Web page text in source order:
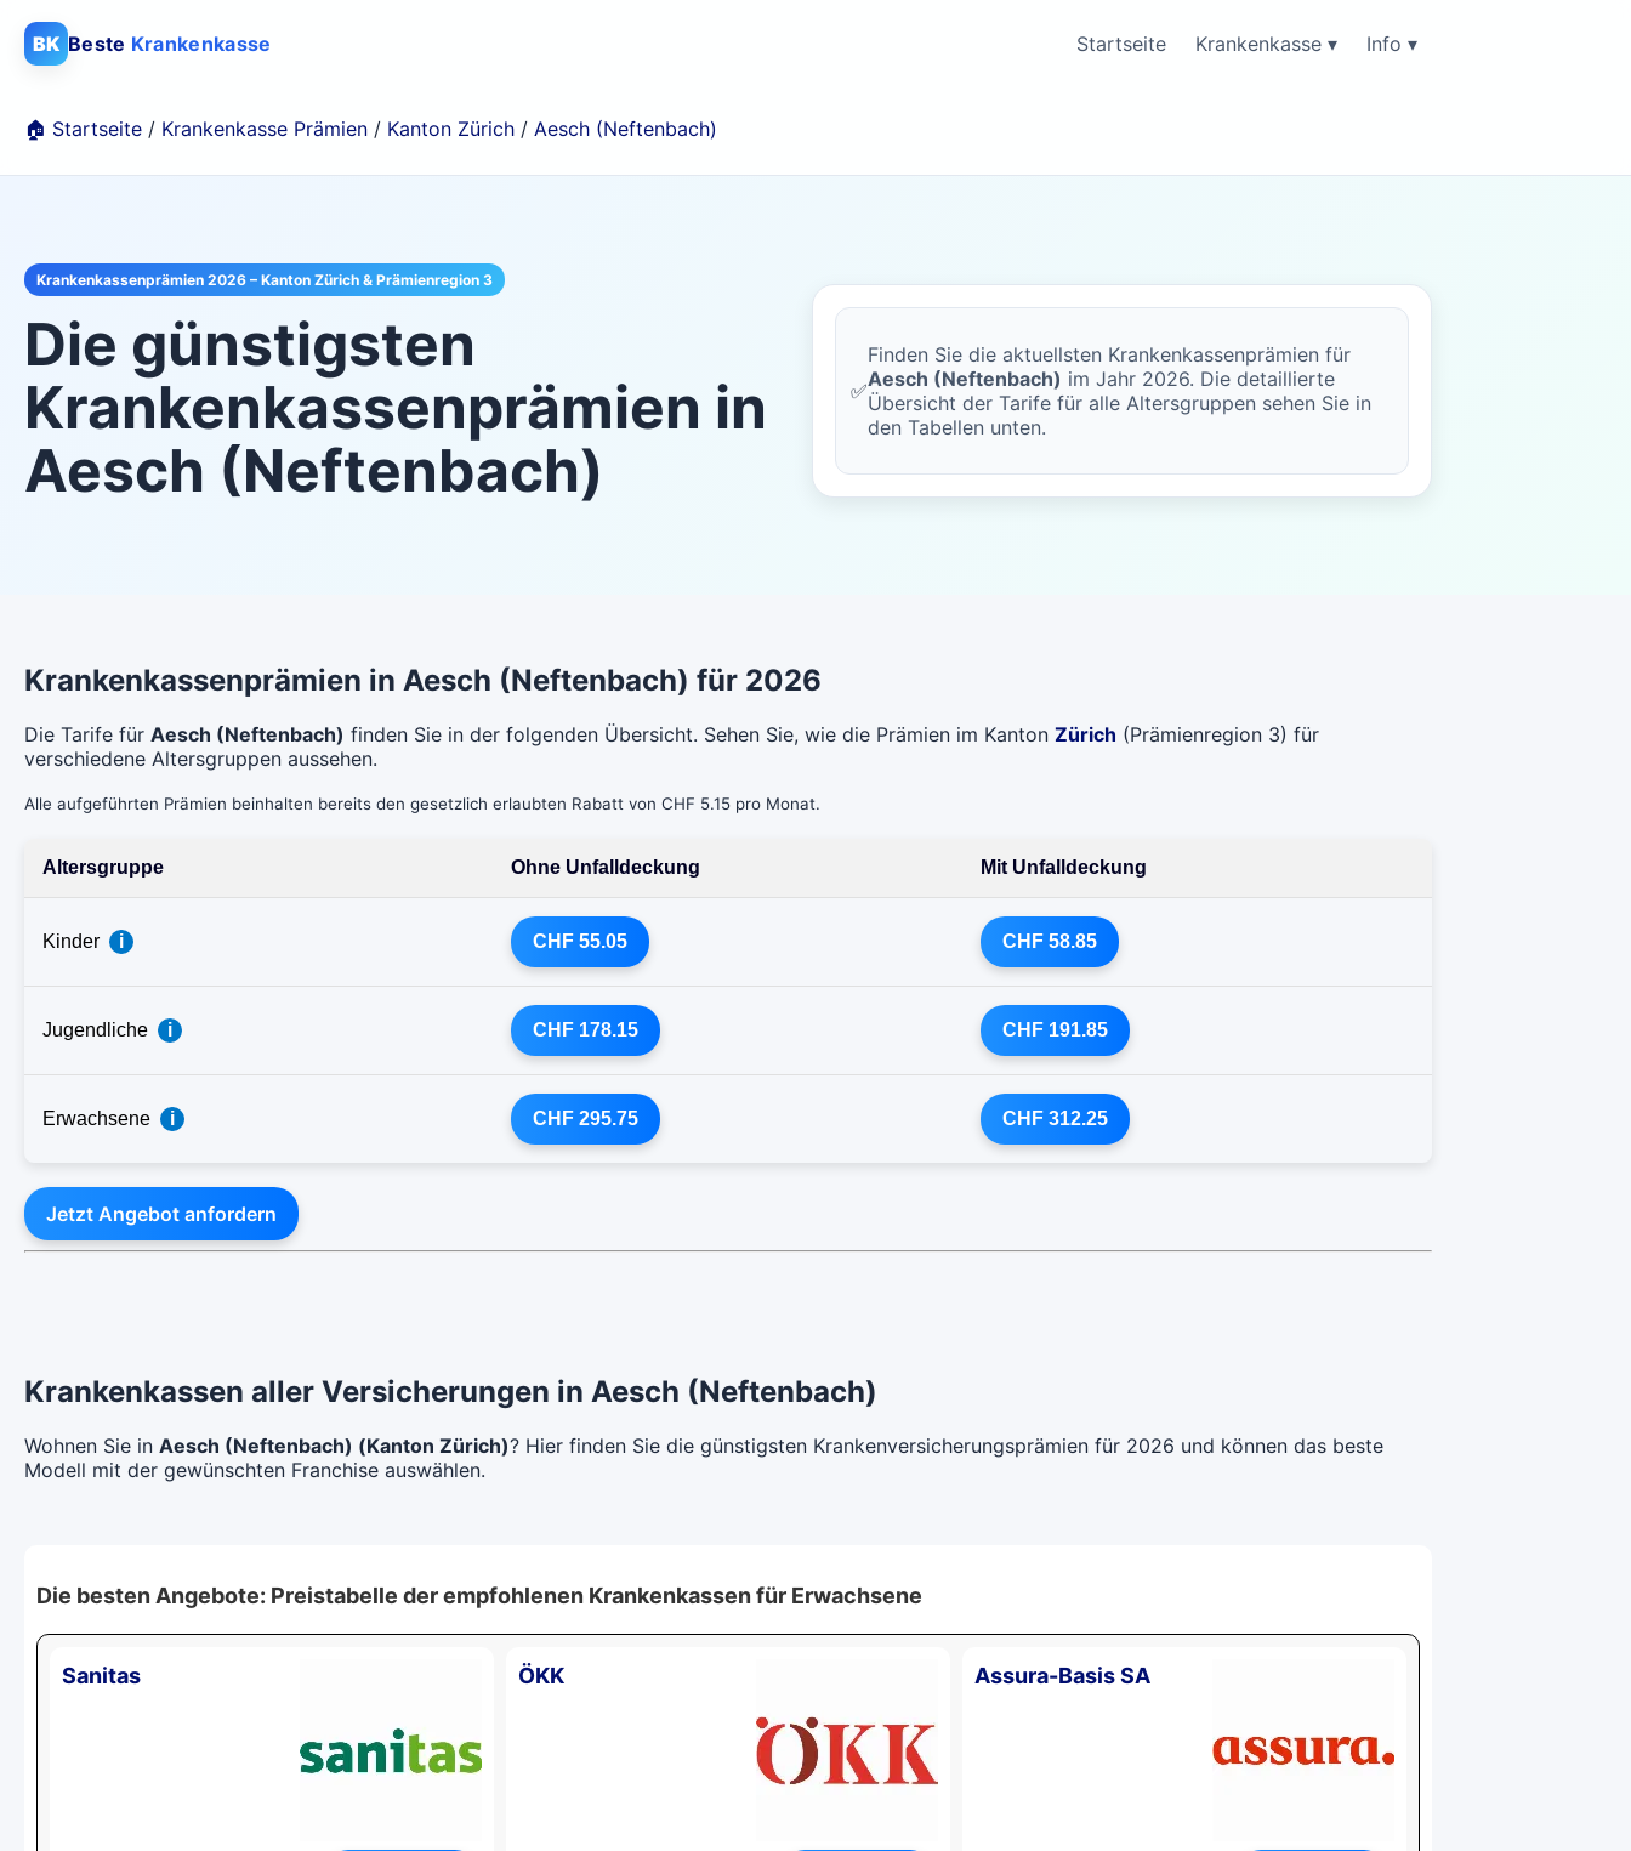
BK Beste Krankenkasse Startseite Krankenkasse ▾ Info ▾
🏠 Startseite / Krankenkasse Prämien / Kanton Zürich / Aesch (Neftenbach)
Krankenkassenprämien 2026 – Kanton Zürich & Prämienregion 3
Die günstigsten
Krankenkassenprämien in
Aesch (Neftenbach)
✅
Finden Sie die aktuellsten Krankenkassenprämien für
Aesch (Neftenbach) im Jahr 2026. Die detaillierte
Übersicht der Tarife für alle Altersgruppen sehen Sie in
den Tabellen unten.
Krankenkassenprämien in Aesch (Neftenbach) für 2026
Die Tarife für Aesch (Neftenbach) finden Sie in der folgenden Übersicht. Sehen Sie, wie die Prämien im Kanton Zürich (Prämienregion 3) für
verschiedene Altersgruppen aussehen.
Alle aufgeführten Prämien beinhalten bereits den gesetzlich erlaubten Rabatt von CHF 5.15 pro Monat.
Altersgruppe Ohne Unfalldeckung Mit Unfalldeckung
Kinder i CHF 55.05 CHF 58.85
Jugendliche i CHF 178.15 CHF 191.85
Erwachsene i CHF 295.75 CHF 312.25
Jetzt Angebot anfordern
Krankenkassen aller Versicherungen in Aesch (Neftenbach)
Wohnen Sie in Aesch (Neftenbach) (Kanton Zürich)? Hier finden Sie die günstigsten Krankenversicherungsprämien für 2026 und können das beste
Modell mit der gewünschten Franchise auswählen.
Die besten Angebote: Preistabelle der empfohlenen Krankenkassen für Erwachsene
Sanitas ÖKK Assura-Basis SA